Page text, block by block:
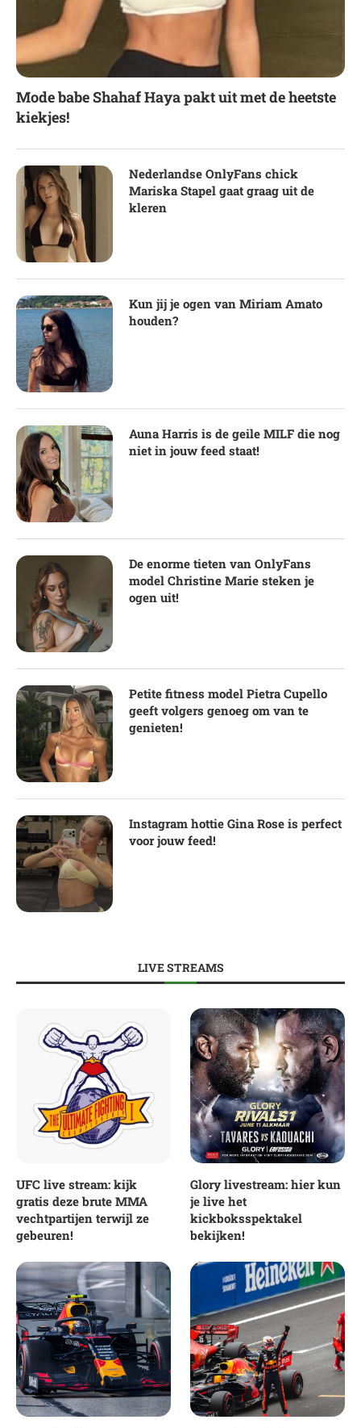
Mode babe Shahaf Haya pakt uit met de heetste
kiekjes!
Nederlandse OnlyFans chick
Mariska Stapel gaat graag uit de
kleren
Kun jij je ogen van Miriam Amato
houden?
Auna Harris is de geile MILF die nog
niet in jouw feed staat!
De enorme tieten van OnlyFans
model Christine Marie steken je
ogen uit!
Petite fitness model Pietra Cupello
geeft volgers genoeg om van te
genieten!
Instagram hottie Gina Rose is perfect
voor jouw feed!
LIVE STREAMS
UFC live stream: kijk
gratis deze brute MMA
vechtpartijen terwijl ze
gebeuren!
Glory livestream: hier kun
je live het
kickboksspektakel
bekijken!